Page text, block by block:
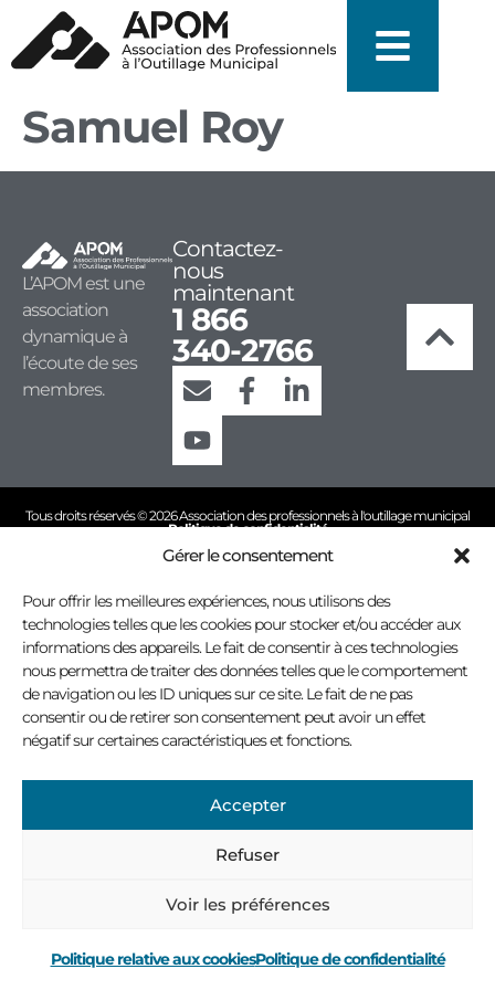
Gérer le consentement
Pour offrir les meilleures expériences, nous utilisons des
technologies telles que les cookies pour stocker et/ou accéder aux
informations des appareils. Le fait de consentir à ces technologies
nous permettra de traiter des données telles que le comportement
de navigation ou les ID uniques sur ce site. Le fait de ne pas
consentir ou de retirer son consentement peut avoir un effet
négatif sur certaines caractéristiques et fonctions.
Accepter
Refuser
Voir les préférences
Politique relative aux cookiesPolitique de confidentialité
Samuel Roy
L’APOM est une
association
dynamique à
l’écoute de ses
membres.
Contactez-
nous
maintenant
1 866
340-2766
Tous droits réservés © 2026 Association des professionnels à l'outillage municipal
Politique de confidentialité